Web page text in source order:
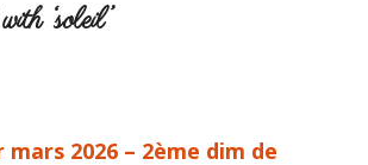
‘soleil’
mars 2026 – 2ème dim de